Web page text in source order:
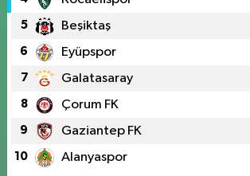
5 Beşiktaş
6 Eyüpspor
7 Galatasaray
8 Çorum FK
9 Gaziantep FK
10 Alanyaspor